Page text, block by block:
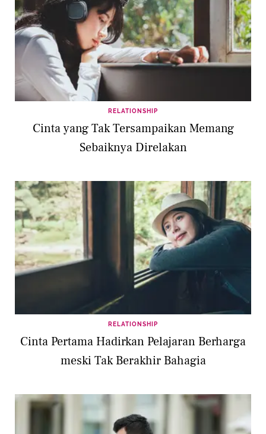
RELATIONSHIP
Cinta yang Tak Tersampaikan Memang
Sebaiknya Direlakan
RELATIONSHIP
Cinta Pertama Hadirkan Pelajaran Berharga
meski Tak Berakhir Bahagia